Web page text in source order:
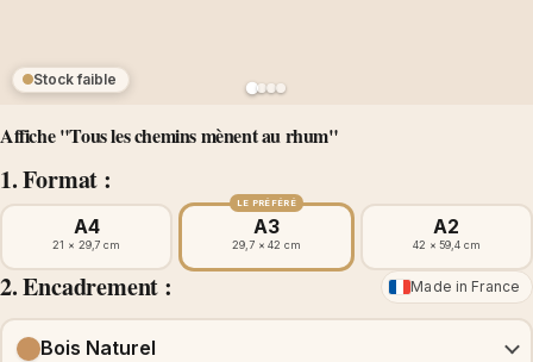
Affiche "Tous les chemins mènent au rhum"
1. Format :
Stock faible
A4
21 × 29,7 cm
LE PRÉFÉRÉ
A3
29,7 × 42 cm
A2
42 × 59,4 cm
2. Encadrement : Made in France
Bois Naturel